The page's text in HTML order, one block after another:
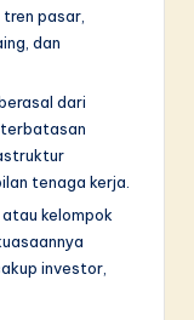
pasar,
dan
dari
tenaga kerja.
atau kelompok
investor,